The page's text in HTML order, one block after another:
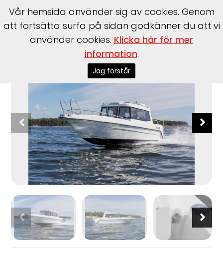
TG Boats>
Vår hemsida använder sig av cookies. Genom
att fortsätta surfa på sidan godkänner du att vi
använder cookies. Klicka här för mer
information.
Jag förstår